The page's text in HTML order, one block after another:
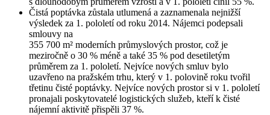
Čistá poptávka zůstala utlumená a zaznamenala nejnižší
výsledek za 1. pololetí od roku 2014. Nájemci podepsali
smlouvy na
355 700 m² moderních průmyslových prostor, což je
meziročně o 30 % méně a také 35 % pod desetiletým
průměrem za 1. pololetí. Nejvíce nových smluv bylo
uzavřeno na pražském trhu, který v 1. polovině roku tvořil
třetinu čisté poptávky. Nejvíce nových prostor si v 1. pololetí
pronajali poskytovatelé logistických služeb, kteří k čisté
nájemní aktivitě přispěli 37 %.